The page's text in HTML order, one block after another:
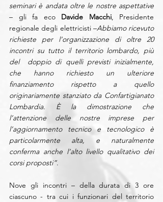
seminari è andata oltre le nostre aspettative
– gli fa eco Davide Macchi, Presidente
regionale degli elettricisti –Abbiamo ricevuto
richieste per l’organizzazione di oltre 20
incontri su tutto il territorio lombardo, più
del  doppio di quelli previsti inizialmente,
che hanno richiesto un ulteriore
finanziamento rispetto a quello
originariamente stanziato da Confartigianato
Lombardia. È la dimostrazione che
l’attenzione delle nostre imprese per
l’aggiornamento tecnico e tecnologico è
particolarmente alta, e naturalmente
conferma anche l’alto livello qualitativo dei
corsi proposti”.
Nove gli incontri – della durata di 3 ore
ciascuno - tra cui i funzionari del territorio